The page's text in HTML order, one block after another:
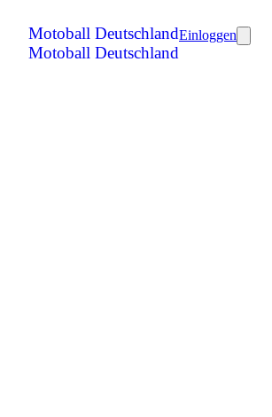
Motoball Deutschland
Motoball Deutschland
Einloggen